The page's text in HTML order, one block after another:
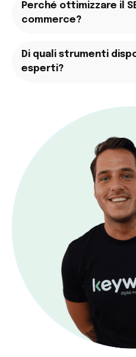
Perché ottimizzare il
commerce?
Di quali strumenti
esperti?